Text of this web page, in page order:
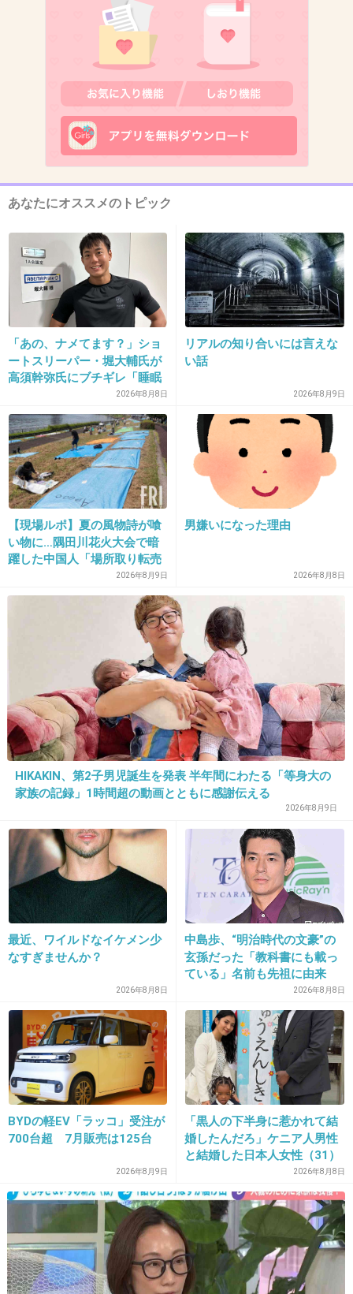
2017/01/30(月) 13:18:05
何を相談するの？wwww
+1347
2017/01/30(月) 13:18:24
ブログ見てきたけど、ヤスって言い過ぎー！
アクセス数稼いでるのか？(￣^￣)
+1782 -18
2017/01/30(月) 13:18:29
ジャニオタに目付けられるよw
+1484
7. 匿名2017/01/30(月) 13:18:33
┏┓ ┏┓
┃┃┏┛┗┓┏━━┓
┃┃┗┓┏┛┃┏┓┃
┃┃┏┛┗┓┗╋┛┃
┃┃┃・┏┛ ┣┳┛
┗┛┗━┛ ┗┛
+1226
2017/01/30(月) 13:18:34
イシグロードの人ね
+664 -12
9. 匿名2017/01/30(月) 13:18:41
10. 匿名 2017/01/30(月) 13:18:42
安田って一番地味な人か
+606 -274
11. 匿名2017/01/30(月) 13:18:48
こんなのと付き合うとプライベートさらされる
だけじゃん
+1179 -14
相談女
+502 -14
あなたにオススメのトピック
「あの、ナメてます？」ショ
ートスリーパー・堀大輔氏が
高須幹弥氏にブチギレ「睡眠
不足の人＝キレやすい」SNS
で物議
2026年8月8日
リアルの知り合いには言えな
い話
2026年8月9日
【現場ルポ】夏の風物詩が喰
い物に…隅田川花火大会で暗
躍した中国人「場所取り転売
2026年8月9日
男嫌いになった理由
2026年8月8日
HIKAKIN、第2子男児誕生を発表 半年間にわたる「等身大の
家族の記録」1時間超の動画とともに感謝伝える
2026年8月9日
最近、ワイルドなイケメン少
なすぎませんか？
2026年8月8日
中島歩、“明治時代の文豪”の
玄孫だった「教科書にも載っ
ている」名前も先祖に由来
2026年8月8日
BYDの軽EV「ラッコ」受注が
700台超 7月販売は125台
2026年8月9日
「黒人の下半身に惹かれて結
婚したんだろ」ケニア人男性
と結婚した日本人女性（31）
に“誹謗中傷”殺到…本人が語
る、日本で感じる“外国人差
別”のリアル
2026年8月8日